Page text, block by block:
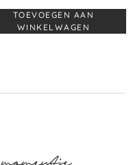
TOEVOEGEN AAN
WINKELWAGEN